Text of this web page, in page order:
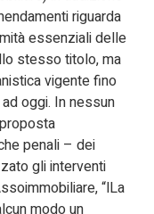
riguarda
essenziali delle
stesso titolo, ma
vigente fino
oggi. In nessun
penali – dei
gli interventi
“lLa